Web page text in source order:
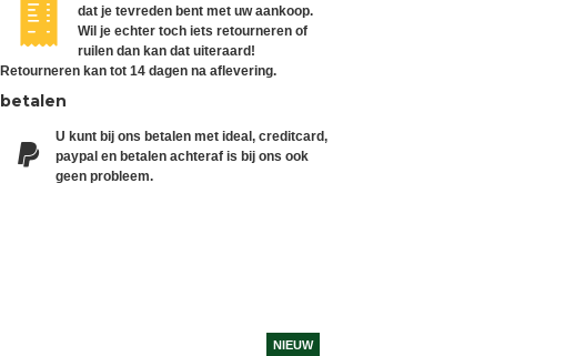
dat je tevreden bent met uw aankoop.
Wil je echter toch iets retourneren of
ruilen dan kan dat uiteraard!
Retourneren kan tot 14 dagen na aflevering.
betalen
U kunt bij ons betalen met ideal, creditcard,
paypal en betalen achteraf is bij ons ook
geen probleem.
NIEUW